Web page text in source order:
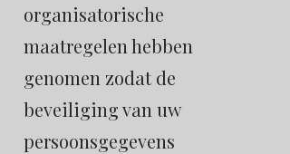
organisatorische
maatregelen hebben
genomen zodat de
beveiliging van uw
persoonsgegevens